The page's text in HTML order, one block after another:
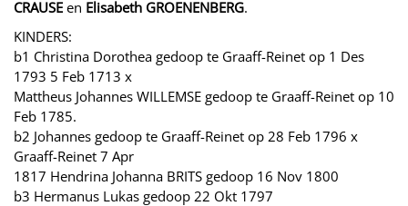
CRAUSE en Elisabeth GROENENBERG.
KINDERS:
b1 Christina Dorothea gedoop te Graaff-Reinet op 1 Des
1793 5 Feb 1713 x
Mattheus Johannes WILLEMSE gedoop te Graaff-Reinet op 10
Feb 1785.
b2 Johannes gedoop te Graaff-Reinet op 28 Feb 1796 x
Graaff-Reinet 7 Apr
1817 Hendrina Johanna BRITS gedoop 16 Nov 1800
b3 Hermanus Lukas gedoop 22 Okt 1797